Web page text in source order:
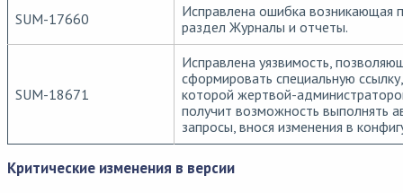
SUM-17660
Исправлена ошибка возникающая
раздел Журналы и отчеты.
SUM-18671
Исправлена уязвимость,
сформировать специальную
которой жертвой-
получит возможность выполнять
запросы, внося изменения в
Критические изменения в версии